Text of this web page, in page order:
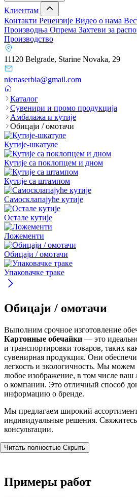
Клиентам
Контакти Рецензије Видео о нама
Производња Опрема Захтеви за
Производство
11120 Belgrade, Starine Novaka, 29
nienaserbia@gmail.com
Каталог
Сувенири и промо продукција
Амбалажа и кутије
Обицаји / омотачи
Кутије-шкатуле
Кутије са поклопцем и дном
Кутије са штампом
Самосклапајуће кутије
Остале кутије
Ложементи
Обицаји / омотачи
Упаковачке траке
Обицаји / омотачи
Выполним срочное изготовление
Картонные обечайки — это
и транспортировки товаров, таких
сувенирная продукция. Они
легкость и экологичность. Мы можем
любое изображение, в том числе
о компании. Это отличный способ
информацию о бренде.
Мы предлагаем широкий
индивидуальные решения.
консультации.
Читать полностью Скрыть
Примеры работ